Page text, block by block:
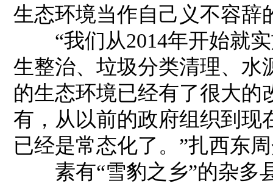
生态环境当作自己义不容辞
“我们从2014年开始就实
生整治、垃圾分类清理、水
的生态环境已经有了很大的
有，从以前的政府组织到现
已经是常态化了。”扎西东
素有“雪豹之乡”的杂多